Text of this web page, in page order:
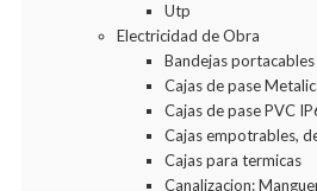
Utp
Electricidad de Obra
Bandejas portacables
Cajas de pase
Cajas de pase PVC
Cajas empotrables,
Cajas para termicas
Canalizacion: